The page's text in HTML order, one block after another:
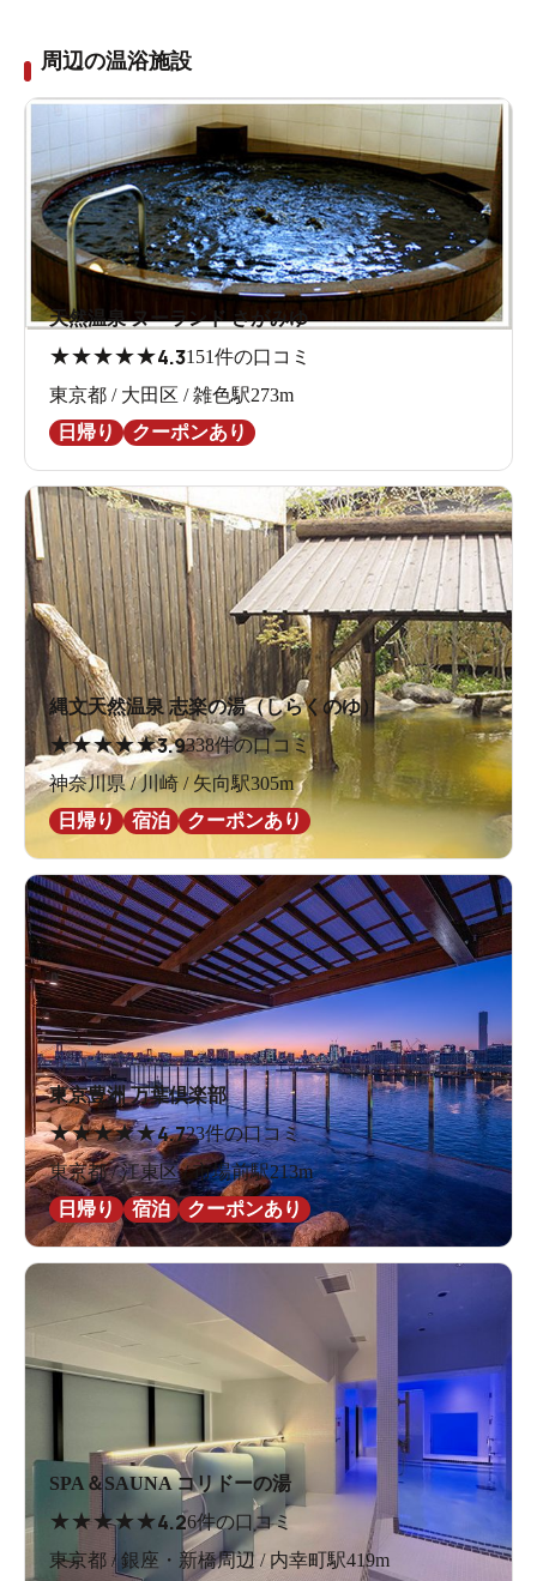
周辺の温浴施設
天然温泉 ヌーランド さがみゆ
★★★★★4.3151件の口コミ
東京都 / 大田区 / 雑色駅273m
日帰り
クーポンあり
縄文天然温泉 志楽の湯（しらくのゆ）
★★★★★3.9338件の口コミ
神奈川県 / 川崎 / 矢向駅305m
日帰り
宿泊 クーポンあり
東京豊洲 万葉倶楽部
★★★★★4.723件の口コミ
東京都 / 江東区 / 市場前駅213m
日帰り
宿泊 クーポンあり
SPA＆SAUNA コリドーの湯
★ ★★★★4.26件の口コミ
東京都 / 銀座・新橋周辺 / 内幸町駅419m